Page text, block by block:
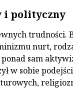
i polityczny
trudności.
nurt,
sam
w sobie